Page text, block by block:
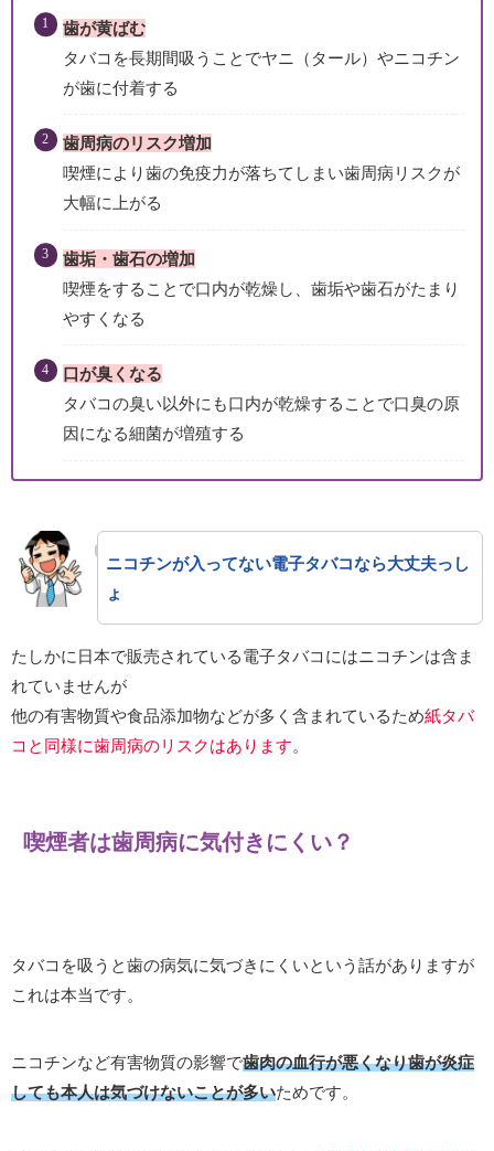
歯が黄ばむ
タバコを長期間吸うことでヤニ（タール）やニコチン
が歯に付着する
歯周病のリスク増加
喫煙により歯の免疫力が落ちてしまい歯周病リスクが
大幅に上がる
歯垢・歯石の増加
喫煙をすることで口内が乾燥し、歯垢や歯石がたまり
やすくなる
口が臭くなる
タバコの臭い以外にも口内が乾燥することで口臭の原
因になる細菌が増殖する
ニコチンが入ってない電子タバコなら大丈夫っし
ょ
たしかに日本で販売されている電子タバコにはニコチンは含ま
れていませんが
他の有害物質や食品添加物などが多く含まれているため紙タバ
コと同様に歯周病のリスクはあります。
喫煙者は歯周病に気付きにくい？
タバコを吸うと歯の病気に気づきにくいという話がありますが
これは本当です。
ニコチンなど有害物質の影響で歯肉の血行が悪くなり歯が炎症
しても本人は気づけないことが多いためです。